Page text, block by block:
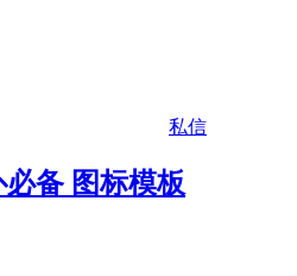
私信
备 图标模板